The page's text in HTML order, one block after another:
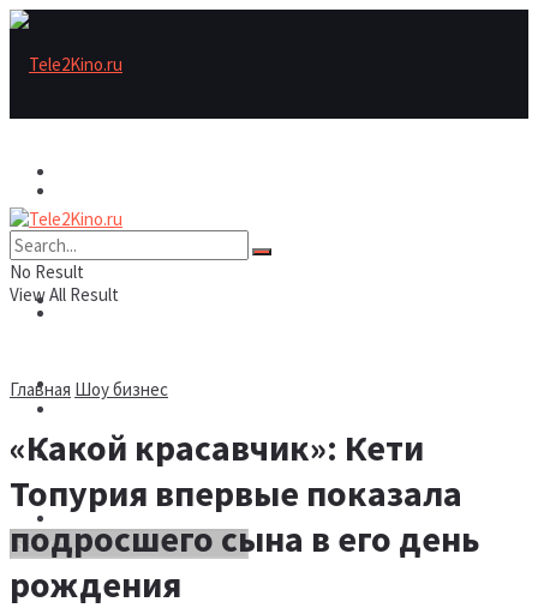
Рецензии/трейлеры
Шоу бизнес
Рецензии/трейлеры
Шоу бизнес
Новости
No Result
View All Result
Главная Шоу бизнес
«Какой красавчик»: Кети
Топурия впервые показала
подросшего сына в его день
рождения